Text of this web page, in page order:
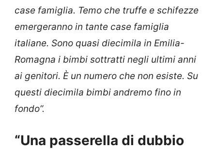
case famiglia. Temo che truffe e schifezze
emergeranno in tante case famiglia
italiane. Sono quasi diecimila in Emilia-
Romagna i bimbi sottratti negli ultimi anni
ai genitori. È un numero che non esiste. Su
questi diecimila bimbi andremo fino in
fondo”.
“Una passerella di dubbio